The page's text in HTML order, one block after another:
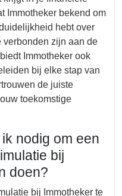
Immotheker bekend om
hebt over
zijn aan de
Immotheker ook
bij elke stap van
de juiste
toekomstige
nodig om een
bij
doen?
bij Immotheker te